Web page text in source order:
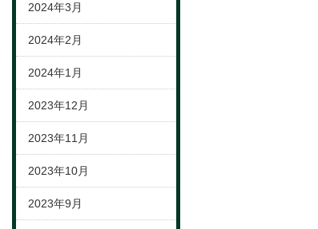
2024年3月
2024年2月
2024年1月
2023年12月
2023年11月
2023年10月
2023年9月